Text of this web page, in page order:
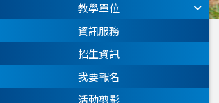
教學單位
資訊服務
招生資訊
我要報名
活動剪影